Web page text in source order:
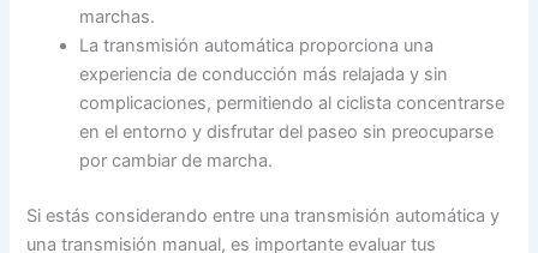
marchas.
La transmisión automática proporciona una
experiencia de conducción más relajada y sin
complicaciones, permitiendo al ciclista concentrarse
en el entorno y disfrutar del paseo sin preocuparse
por cambiar de marcha.
Si estás considerando entre una transmisión automática y
una transmisión manual, es importante evaluar tus